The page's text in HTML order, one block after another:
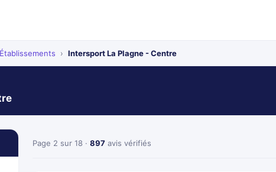
Établissements › Intersport La Plagne - Centre
Page 2 sur 18 · 897 avis vérifiés